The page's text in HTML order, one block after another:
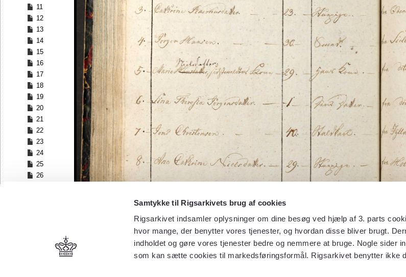
Samtykke til Rigsarkivets brug af cookies
Rigsarkivet indsamler oplysninger om dine besøg ved hjælp af 3. parts
hvor mange, der benytter vores tjenester, og hvordan disse bliver brugt.
indholdet og gøre vores tjenester bedre og nemmere at bruge. Nogle sider
som kan sætte cookies til markedsføringsformål. Rigsarkivet benytter ikke
11
12
13
14
15
16
17
18
19
20
21
22
23
24
25
26